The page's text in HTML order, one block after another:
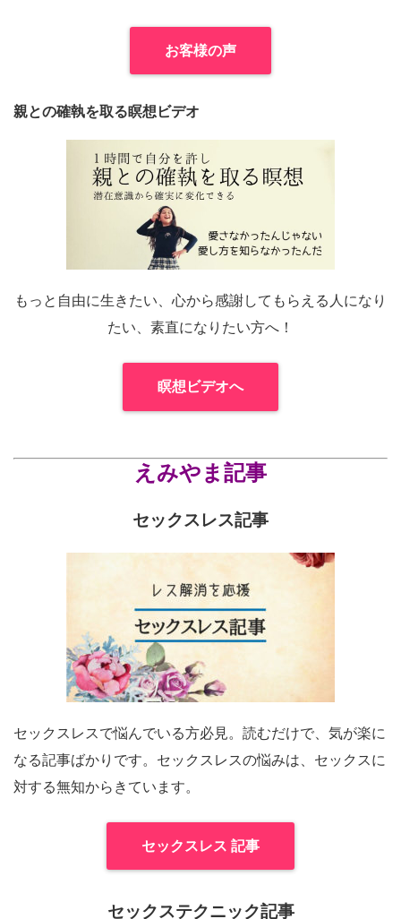
お客様の声
親との確執を取る瞑想ビデオ
もっと自由に生きたい、心から感謝してもらえる人になり
たい、素直になりたい方へ！
瞑想ビデオへ
えみやま記事
セックスレス記事
セックスレスで悩んでいる方必見。読むだけで、気が楽に
なる記事ばかりです。セックスレスの悩みは、セックスに
対する無知からきています。
セックスレス 記事
セックステクニック記事